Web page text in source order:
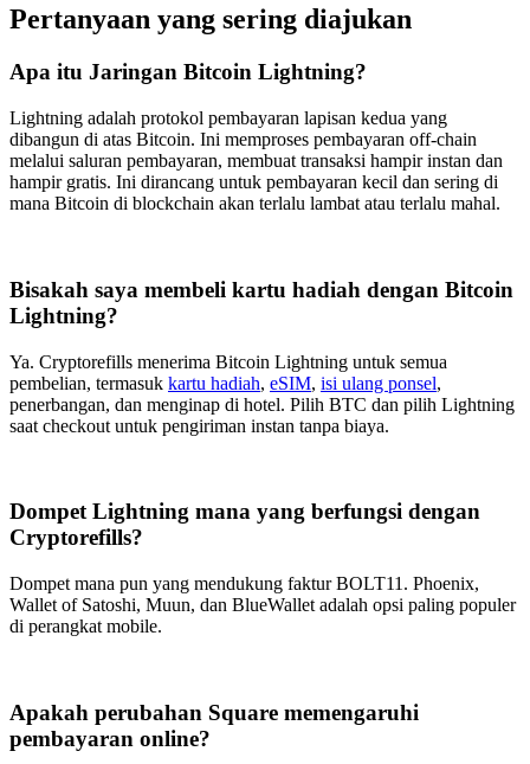
Pertanyaan yang sering diajukan
Apa itu Jaringan Bitcoin Lightning?
Lightning adalah protokol pembayaran lapisan kedua yang
dibangun di atas Bitcoin. Ini memproses pembayaran off-chain
melalui saluran pembayaran, membuat transaksi hampir instan dan
hampir gratis. Ini dirancang untuk pembayaran kecil dan sering di
mana Bitcoin di blockchain akan terlalu lambat atau terlalu mahal.
Bisakah saya membeli kartu hadiah dengan Bitcoin
Lightning?
Ya. Cryptorefills menerima Bitcoin Lightning untuk semua
pembelian, termasuk kartu hadiah, eSIM, isi ulang ponsel,
penerbangan, dan menginap di hotel. Pilih BTC dan pilih Lightning
saat checkout untuk pengiriman instan tanpa biaya.
Dompet Lightning mana yang berfungsi dengan
Cryptorefills?
Dompet mana pun yang mendukung faktur BOLT11. Phoenix,
Wallet of Satoshi, Muun, dan BlueWallet adalah opsi paling populer
di perangkat mobile.
Apakah perubahan Square memengaruhi
pembayaran online?